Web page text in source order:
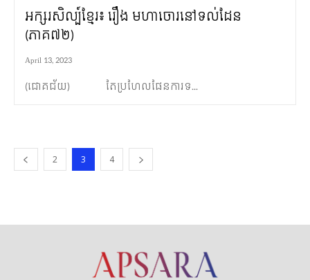
អក្សរសិល្ប៍ខ្មែរ៖ រឿង មហាចោរនៅទល់ដែន
(ភាគ៧២)
April 13, 2023
(ជោគជ័យ) តែប្រហែលផែនការទ...
2 3 4